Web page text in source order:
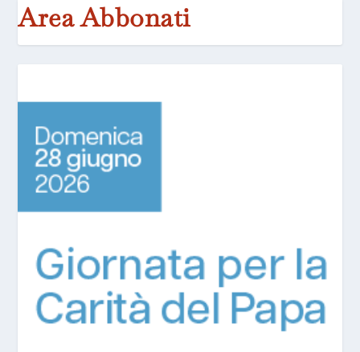
Area Abbonati